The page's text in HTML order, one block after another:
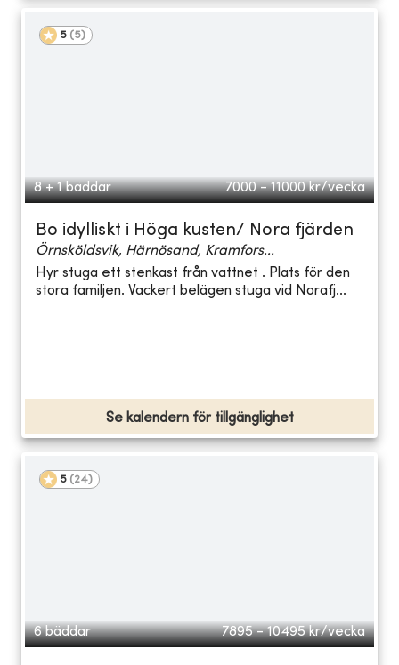
5 (5)
8 + 1 bäddar 7000 - 11000 kr/vecka
Bo idylliskt i Höga kusten/ Nora fjärden
Örnsköldsvik, Härnösand, Kramfors...
Hyr stuga ett stenkast från vattnet . Plats för den
stora familjen. Vackert belägen stuga vid Norafj...
Se kalendern för tillgänglighet
5 (24)
6 bäddar 7895 - 10495 kr/vecka